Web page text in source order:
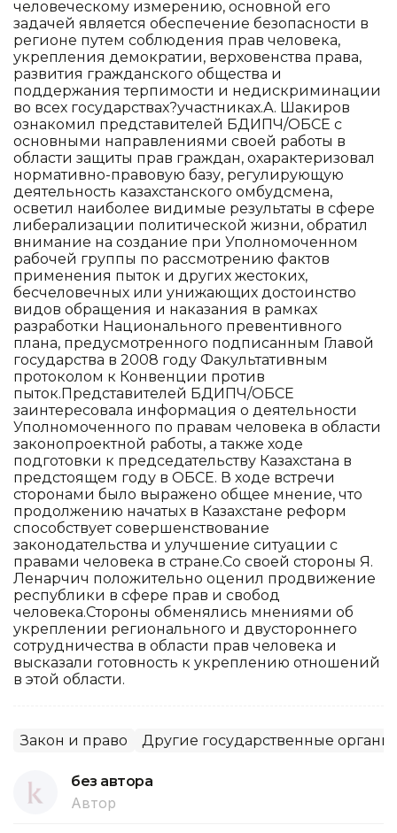
человеческому измерению, основной его
задачей является обеспечение безопасности в
регионе путем соблюдения прав человека,
укрепления демократии, верховенства права,
развития гражданского общества и
поддержания терпимости и недискриминации
во всех государствах?участниках.А. Шакиров
ознакомил представителей БДИПЧ/ОБСЕ с
основными направлениями своей работы в
области защиты прав граждан, охарактеризовал
нормативно-правовую базу, регулирующую
деятельность казахстанского омбудсмена,
осветил наиболее видимые результаты в сфере
либерализации политической жизни, обратил
внимание на создание при Уполномоченном
рабочей группы по рассмотрению фактов
применения пыток и других жестоких,
бесчеловечных или унижающих достоинство
видов обращения и наказания в рамках
разработки Национального превентивного
плана, предусмотренного подписанным Главой
государства в 2008 году Факультативным
протоколом к Конвенции против
пыток.Представителей БДИПЧ/ОБСЕ
заинтересовала информация о деятельности
Уполномоченного по правам человека в области
законопроектной работы, а также ходе
подготовки к председательству Казахстана в
предстоящем году в ОБСЕ. В ходе встречи
сторонами было выражено общее мнение, что
продолжению начатых в Казахстане реформ
способствует совершенствование
законодательства и улучшение ситуации с
правами человека в стране.Со своей стороны Я.
Ленарчич положительно оценил продвижение
республики в сфере прав и свобод
человека.Стороны обменялись мнениями об
укреплении регионального и двустороннего
сотрудничества в области прав человека и
высказали готовность к укреплению отношений
в этой области.
Закон и право Другие государственные органы
без автора
Автор